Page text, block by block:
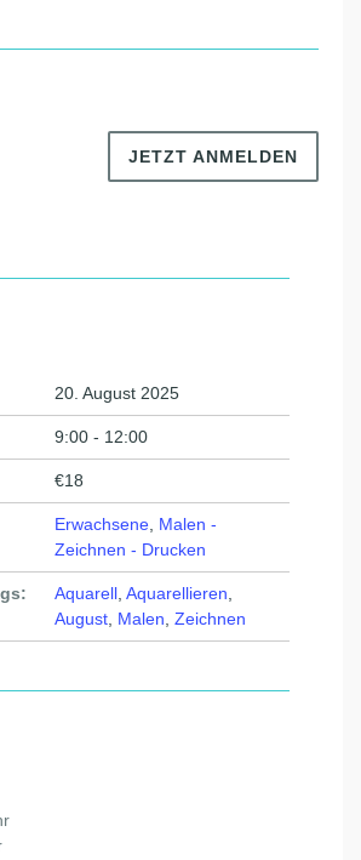
JETZT ANMELDEN
20. August 2025
9:00 - 12:00
€18
Erwachsene Malen -
Zeichnen - Drucken
Aquarell Aquarellieren
August Malen Zeichnen